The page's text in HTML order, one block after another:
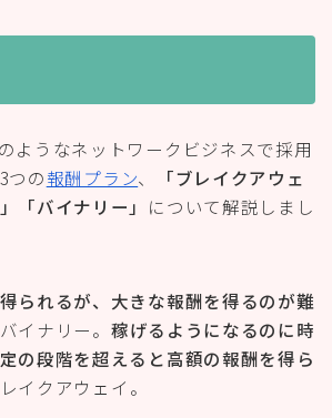
ようなネットワークビジネスで採用
つの報酬プラン、
「ブレイクアウェ
「バイナリー」 について解説しまし
られるが、大きな報酬を得るのが難
イナリー。 稼げるようになるのに時
の段階を超えると高額の報酬を得ら
イクアウェイ。